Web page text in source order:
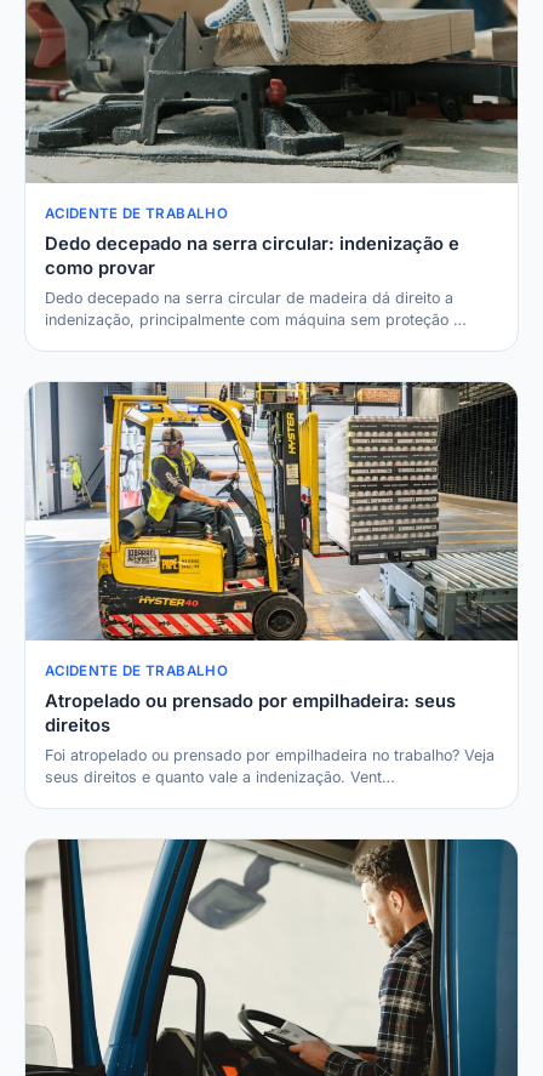
ACIDENTE DE TRABALHO
Dedo decepado na serra circular: indenização e
como provar
Dedo decepado na serra circular de madeira dá direito a
indenização, principalmente com máquina sem proteção …
ACIDENTE DE TRABALHO
Atropelado ou prensado por empilhadeira: seus
direitos
Foi atropelado ou prensado por empilhadeira no trabalho? Veja
seus direitos e quanto vale a indenização. Vent…